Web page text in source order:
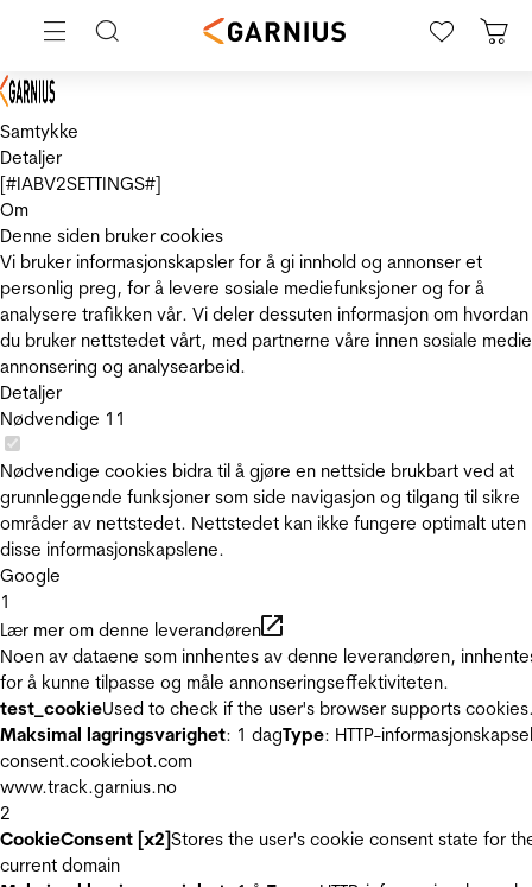
Samtykke
Detaljer
[#IABV2SETTINGS#]
Om
Denne siden bruker cookies
Vi bruker informasjonskapsler for å gi innhold og annonser et
personlig preg, for å levere sosiale mediefunksjoner og for å
analysere trafikken vår. Vi deler dessuten informasjon om hvordan
du bruker nettstedet vårt, med partnerne våre innen sosiale
annonsering og analysearbeid.
Detaljer
Nødvendige 11
Nødvendige cookies bidra til å gjøre en nettside brukbart ved at
grunnleggende funksjoner som side navigasjon og tilgang til sikre
områder av nettstedet. Nettstedet kan ikke fungere optimalt uten
disse informasjonskapslene.
Google
1
Lær mer om denne leverandøren
Noen av dataene som innhentes av denne leverandøren,
for å kunne tilpasse og måle annonseringseffektiviteten.
test_cookieUsed to check if the user's browser supports
Maksimal lagringsvarighet: 1 dagType: HTTP-informasjonskapsel
consent.cookiebot.com
www.track.garnius.no
2
CookieConsent [x2]Stores the user's cookie consent state for
current domain